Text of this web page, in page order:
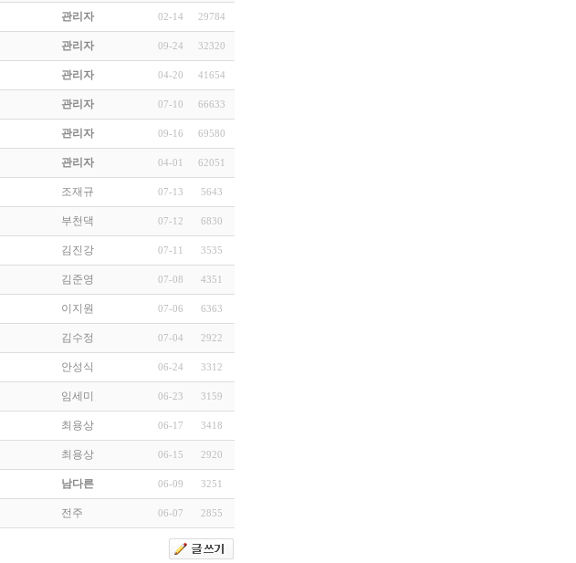
관리자 02-14 29784
관리자 09-24 32320
관리자 04-20 41654
관리자 07-10 66633
관리자 09-16 69580
관리자 04-01 62051
조재규 07-13 5643
부천댁 07-12 6830
김진강 07-11 3535
김준영 07-08 4351
이지원 07-06 6363
김수정 07-04 2922
안성식 06-24 3312
임세미 06-23 3159
최용상 06-17 3418
최용상 06-15 2920
남다른 06-09 3251
전주 06-07 2855